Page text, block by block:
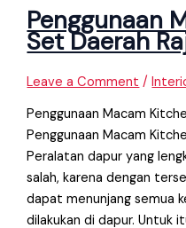
Penggunaan
Set Daerah
Leave a Comment /
Penggunaan Macam
Penggunaan Macam
Peralatan dapur yang
salah, karena dengan
dapat menunjang semua
dilakukan di dapur. Untuk